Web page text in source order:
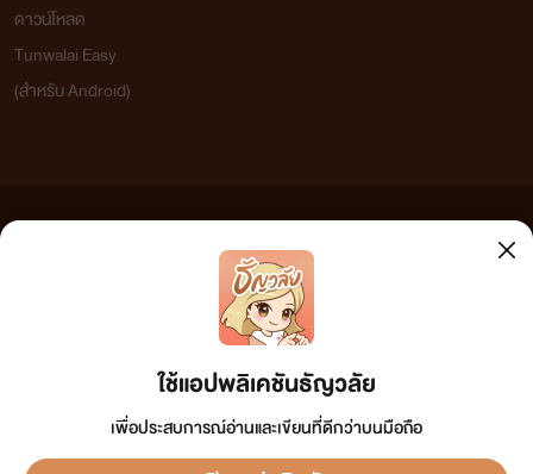
ใช้แอปพลิเคชันธัญวลัย
เพื่อประสบการณ์อ่านและเขียนที่ดีกว่าบนมือถือ
ดาวน์โหลด
Tunwalai Easy
(สำหรับ Android)
เว็บไซต์แห่งนี้ไม่ได้เห็นด้วยและไม่ขอรับผิดชอบต่อข้อความใดๆ ทั้งสิ้น ดังนั้นผู้อ่านทุกท่านโปรดใช้
วิจารณญาณในการกลั่นกรองด้วยตนเอง และหากท่านพบข้อความใดๆ ที่ขัดต่อกฎหมายและศีลธรรม
กรุณาแจ้งมาที่ tunwalai@ookbee.com เพื่อทีมงานจะได้ดำเนินการในทันที ทั้งนี้ ทางเว็บไซต์ขอสงวน
ลิขสิทธิ์ตามพระราชบัญญัติลิขสิทธิ์ (ฉบับเพิ่มเติม) พ.ศ.2558